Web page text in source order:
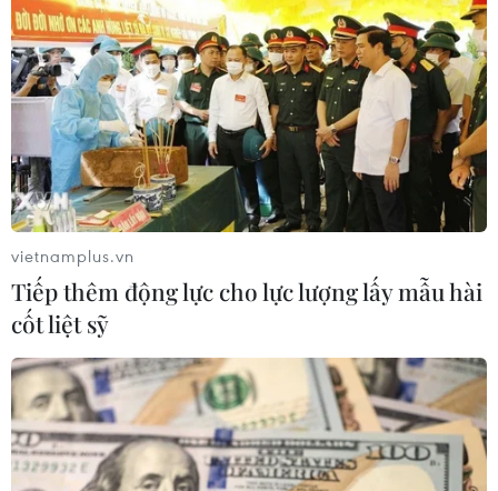
Phó Tổng Biên tập: NGUYỄN THỊ TÁM, KHÚC THANH
THỦY
Sở hữu trí tuệ
Quy định sử dụng
RSS
Hỗ trợ
Ngôn ngữ
TTXVN
Dịch vụ tin
Quảng cáo
Liên hệ
Giấy phép số: 1374/GP-BTTTT do Bộ Thông tin và Truyền thông
cấp ngày 11/9/2008.
Quảng cáo: Phó TBT Nguyễn Thị Tám: 093.5958688, Email:
tamvna@gmail.com
vietnamplus.vn
Tiếp thêm động lực cho lực lượng lấy mẫu hài
cốt liệt sỹ